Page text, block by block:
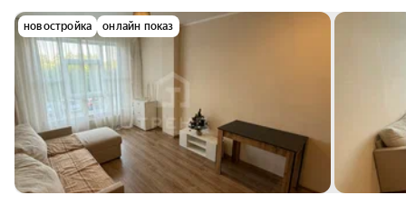
новостройка онлайн показ